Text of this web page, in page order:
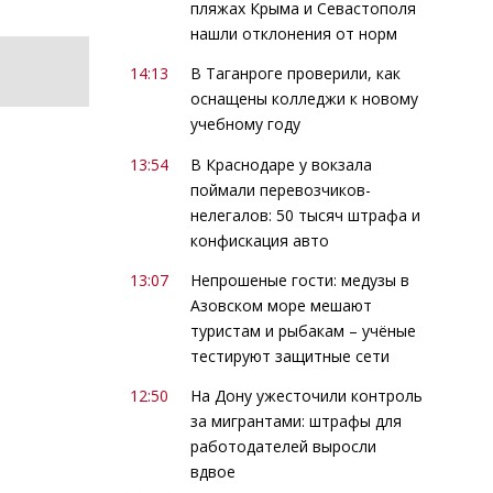
пляжах Крыма и Севастополя
нашли отклонения от норм
14:13
В Таганроге проверили, как
оснащены колледжи к новому
учебному году
13:54
В Краснодаре у вокзала
поймали перевозчиков-
нелегалов: 50 тысяч штрафа и
конфискация авто
13:07
Непрошеные гости: медузы в
Азовском море мешают
туристам и рыбакам – учёные
тестируют защитные сети
12:50
На Дону ужесточили контроль
за мигрантами: штрафы для
работодателей выросли
вдвое